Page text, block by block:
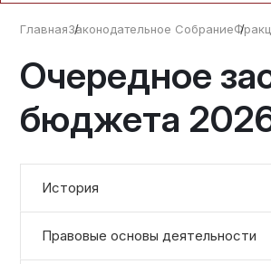
ГлавнаяЗаконодательное Собрание
Очередное
бюджета
История
Правовые основы деятельности